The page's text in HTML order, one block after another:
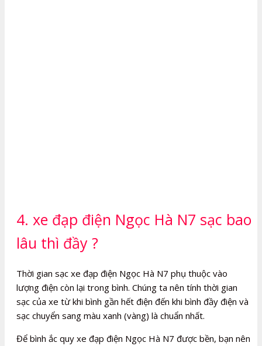
4. xe đạp điện Ngọc Hà N7 sạc bao
lâu thì đầy ?
Thời gian sạc xe đạp điện Ngọc Hà N7 phụ thuộc vào
lượng điện còn lại trong bình. Chúng ta nên tính thời gian
sạc của xe từ khi bình gần hết điện đến khi bình đầy điện và
sạc chuyển sang màu xanh (vàng) là chuẩn nhất.
Để bình ắc quy xe đạp điện Ngọc Hà N7 được bền, bạn nên